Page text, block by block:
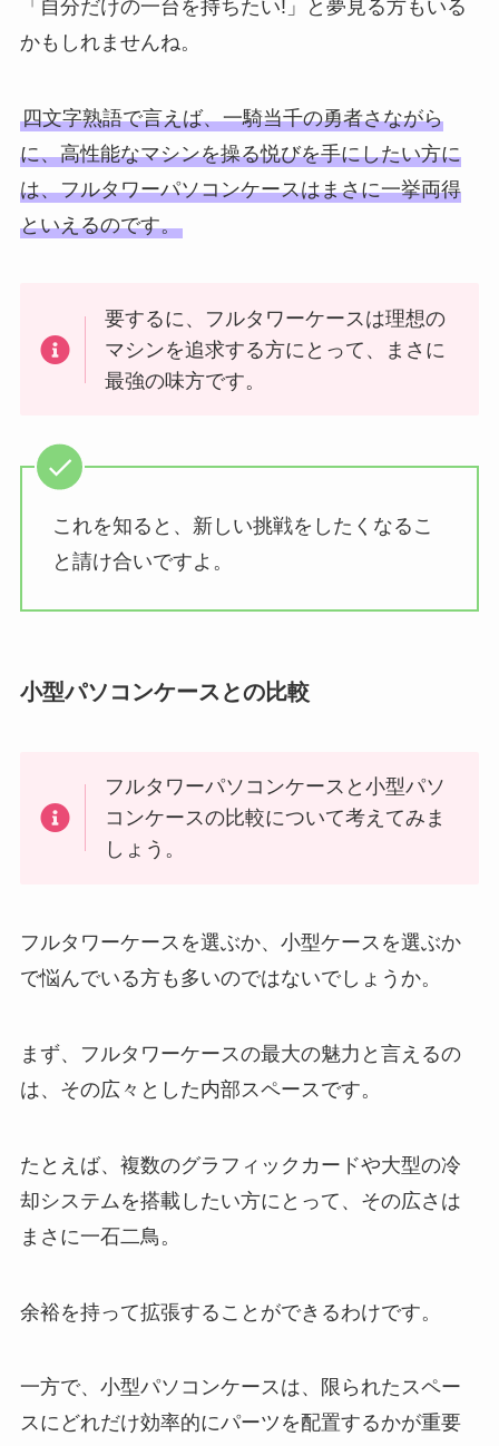
「自分だけの一台を持ちたい!」と夢見る方もいる
かもしれませんね。
四文字熟語で言えば、一騎当千の勇者さながら
に、高性能なマシンを操る悦びを手にしたい方に
は、フルタワーパソコンケースはまさに一挙両得
といえるのです。
要するに、フルタワーケースは理想の
マシンを追求する方にとって、まさに
最強の味方です。
これを知ると、新しい挑戦をしたくなるこ
と請け合いですよ。
小型パソコンケースとの比較
フルタワーパソコンケースと小型パソ
コンケースの比較について考えてみま
しょう。
フルタワーケースを選ぶか、小型ケースを選ぶか
で悩んでいる方も多いのではないでしょうか。
まず、フルタワーケースの最大の魅力と言えるの
は、その広々とした内部スペースです。
たとえば、複数のグラフィックカードや大型の冷
却システムを搭載したい方にとって、その広さは
まさに一石二鳥。
余裕を持って拡張することができるわけです。
一方で、小型パソコンケースは、限られたスペー
スにどれだけ効率的にパーツを配置するかが重要